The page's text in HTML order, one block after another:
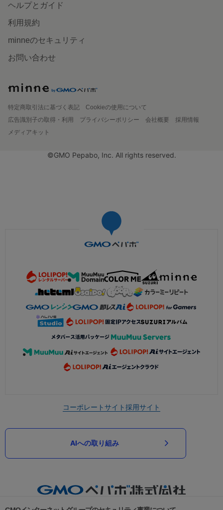
ヘルプとガイド
利用規約
minneのセキュリティ
お問い合わせ
特定商取引法に基づく表記
Cookieの使用について
広告識別子の取得・利用
プライバシーポリシー 会社概要
採用情報
メディアキット
©GMO Pepabo, Inc. All rights reserved.
コーポレートサイト採用サイト
AIへの取り組み